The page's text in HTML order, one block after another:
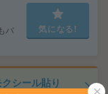
バ
気になる!
シール貼り